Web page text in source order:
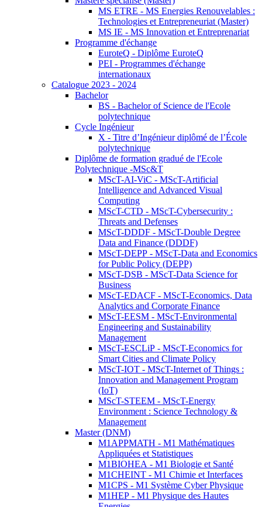
MS ETRE - MS Energies Renouvelables :
Technologies et Entrepreneuriat (Master)
MS IE - MS Innovation et Entreprenariat
Programme d'échange
EuroteQ - Diplôme EuroteQ
PEI - Programmes d'échange
internationaux
Catalogue 2023 - 2024
Bachelor
BS - Bachelor of Science de l'Ecole
polytechnique
Cycle Ingénieur
X - Titre d’Ingénieur diplômé de l’École
polytechnique
Diplôme de formation gradué de l'Ecole
Polytechnique -MSc&T
MScT-AI-ViC - MScT-Artificial
Intelligence and Advanced Visual
Computing
MScT-CTD - MScT-Cybersecurity :
Threats and Defenses
MScT-DDDF - MScT-Double Degree
Data and Finance (DDDF)
MScT-DEPP - MScT-Data and Economics
for Public Policy (DEPP)
MScT-DSB - MScT-Data Science for
Business
MScT-EDACF - MScT-Economics, Data
Analytics and Corporate Finance
MScT-EESM - MScT-Environmental
Engineering and Sustainability
Management
MScT-ESCLiP - MScT-Economics for
Smart Cities and Climate Policy
MScT-IOT - MScT-Internet of Things :
Innovation and Management Program
(IoT)
MScT-STEEM - MScT-Energy
Environment : Science Technology &
Management
Master (DNM)
M1APPMATH - M1 Mathématiques
Appliquées et Statistiques
M1BIOHEA - M1 Biologie et Santé
M1CHEINT - M1 Chimie et Interfaces
M1CPS - M1 Système Cyber Physique
M1HEP - M1 Physique des Hautes